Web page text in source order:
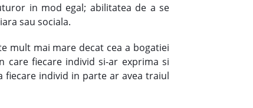
in mod egal; abilitatea de a se
sau sociala.
mult mai mare decat cea a bogatiei
care fiecare individ si-ar exprima si
fiecare individ in parte ar avea traiul